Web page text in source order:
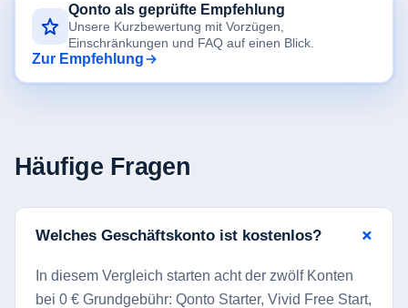
Qonto als geprüfte Empfehlung
Unsere Kurzbewertung mit Vorzügen,
Einschränkungen und FAQ auf einen Blick.
Zur Empfehlung
Häufige Fragen
Welches Geschäftskonto ist kostenlos?
In diesem Vergleich starten acht der zwölf Konten
bei 0 € Grundgebühr: Qonto Starter, Vivid Free Start,